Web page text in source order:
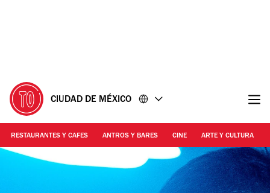
CIUDAD DE MÉXICO
RESTAURANTES Y CAFES ANTROS Y BARES CINE ARTE Y CULTURA